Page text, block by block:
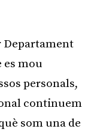
Departament
es mou
personals,
continuem
som una de